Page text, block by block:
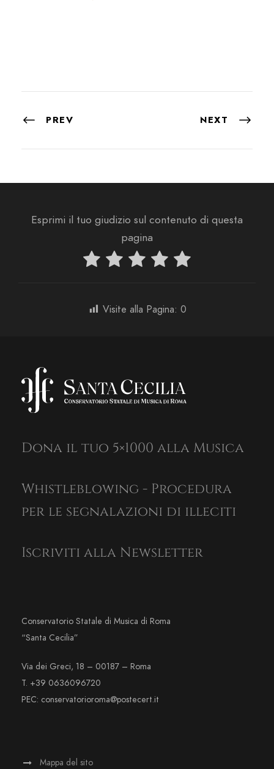
PREV NEXT
Esprimi il tuo giudizio sul contenuto di questa
pagina
Visite alla Pagina: 0
Dona il tuo 5×1000 alla Musica
Whistleblowing - Procedura
per le segnalazioni di illeciti
Iscriviti alla Newsletter
Conservatorio Statale di Musica di Roma
“Santa Cecilia”
Via dei Greci, 18 – 00187 – Roma
T. +39 0636096720
PEC: conservatorioroma@postecert.it
Mappa del sito